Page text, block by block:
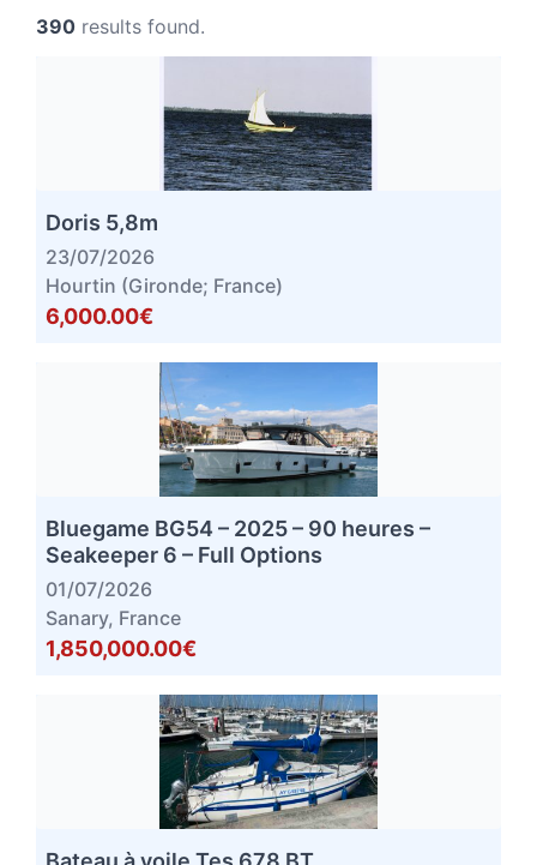
390 results found.
Doris 5,8m
23/07/2026
Hourtin (Gironde; France)
6,000.00€
Bluegame BG54 – 2025 – 90 heures –
Seakeeper 6 – Full Options
01/07/2026
Sanary, France
1,850,000.00€